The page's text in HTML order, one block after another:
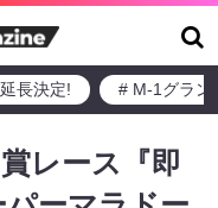
長決定! # M-1グラン
レース『即